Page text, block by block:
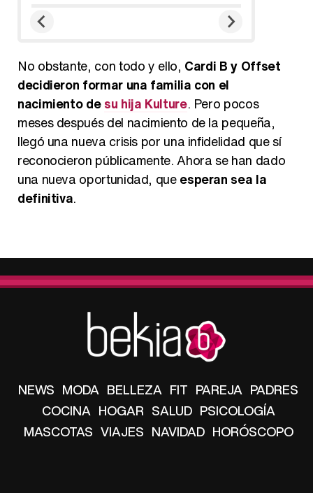
No obstante, con todo y ello, Cardi B y Offset
decidieron formar una familia con el
nacimiento desu hija Kulture. Pero pocos
meses después del nacimiento de la pequeña,
llegó una nueva crisis por una infidelidad que sí
reconocieron públicamente. Ahora se han dado
una nueva oportunidad, queesperan sea la
definitiva.
NEWS MODA BELLEZA FIT PAREJA PADRES
COCINA HOGAR SALUD PSICOLOGÍA
MASCOTAS VIAJES NAVIDAD HORÓSCOPO